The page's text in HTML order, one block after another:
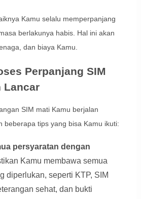
Kamu selalu memperpanjang
berlakunya habis. Hal ini akan
dan biaya Kamu.
Perpanjang SIM
Lancar
SIM mati Kamu berjalan
beberapa tips yang bisa Kamu ikuti:
persyaratan dengan
Kamu membawa semua
diperlukan, seperti KTP, SIM
sehat, dan bukti